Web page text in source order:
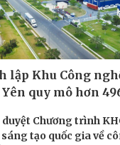
lập Khu Công
quy mô hơn
duyệt Chương trình
tạo quốc gia về